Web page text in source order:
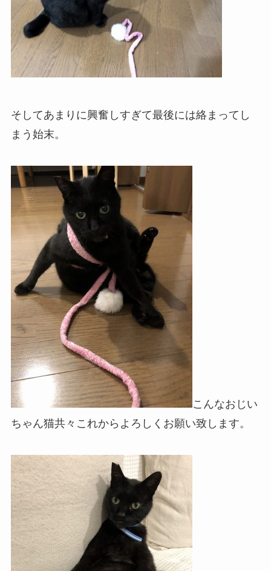
そしてあまりに興奮しすぎて最後には絡まってし
まう始末。
こんなおじい
ちゃん猫共々これからよろしくお願い致します。